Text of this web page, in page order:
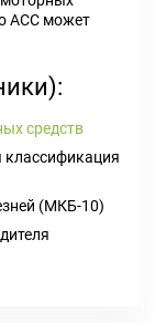
АСС может
средств
классификация
(МКБ-10)